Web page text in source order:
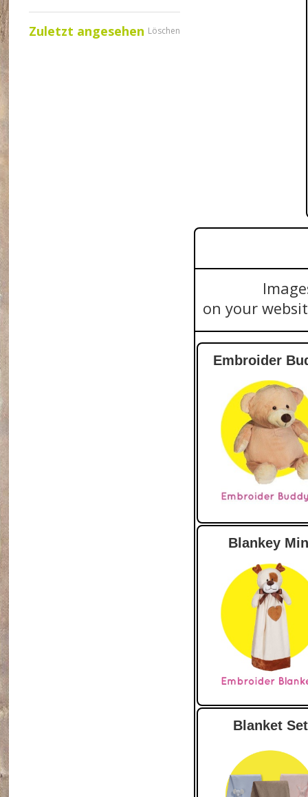
on your
Embroider
Blankey
Blanket Set
Zuletzt angesehen Löschen